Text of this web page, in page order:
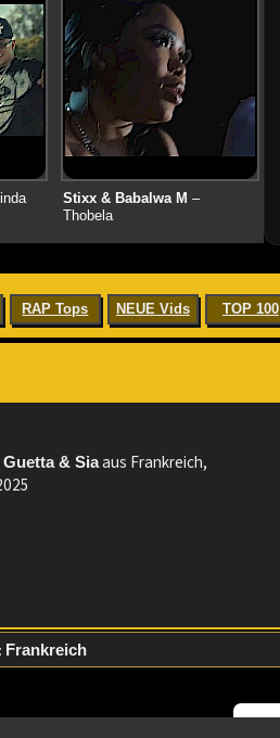
Stixx & Babalwa M –
Thobela
RAP Tops NEUE Vids TOP 100
Guetta & Siaaus Frankreich,
Frankreich